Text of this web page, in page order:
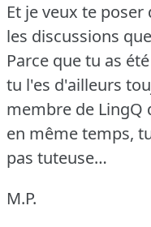
Et je veux te
les discussions
Parce que tu as
tu l'es d'ailleurs
membre de LingQ
en même temps,
pas tuteuse…
M.P.